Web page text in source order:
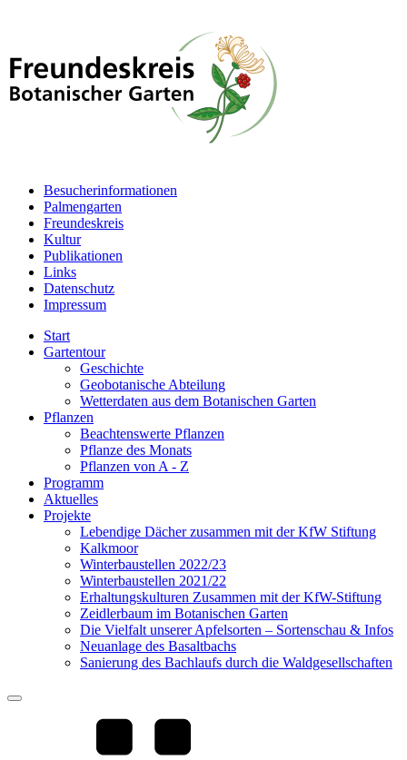
Besucherinformationen
Palmengarten
Freundeskreis
Kultur
Publikationen
Links
Datenschutz
Impressum
Start
Gartentour
Geschichte
Geobotanische Abteilung
Wetterdaten aus dem Botanischen Garten
Pflanzen
Beachtenswerte Pflanzen
Pflanze des Monats
Pflanzen von A - Z
Programm
Aktuelles
Projekte
Lebendige Dächer zusammen mit der KfW Stiftung
Kalkmoor
Winterbaustellen 2022/23
Winterbaustellen 2021/22
Erhaltungskulturen Zusammen mit der KfW-Stiftung
Zeidlerbaum im Botanischen Garten
Die Vielfalt unserer Apfelsorten – Sortenschau & Infos
Neuanlage des Basaltbachs
Sanierung des Bachlaufs durch die Waldgesellschaften